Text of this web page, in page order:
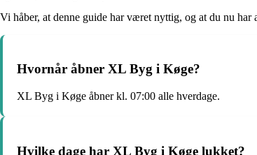
Vi håber, at denne guide har været nyttig, og at du nu
Hvornår åbner XL Byg i Køge?
XL Byg i Køge åbner kl. 07:00 alle hverdage.
Hvilke dage har XL Byg i Køge lukket?